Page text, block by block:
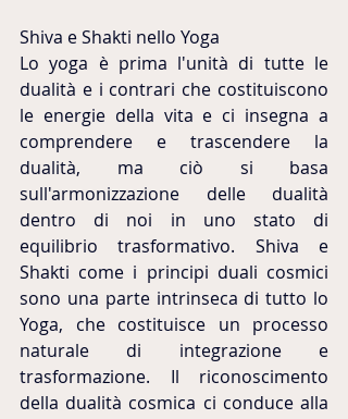
Shiva e Shakti nello Yoga
Lo yoga è prima l'unità di tutte le
dualità e i contrari che costituiscono
le energie della vita e ci insegna a
comprendere e trascendere la
dualità, ma ciò si basa
sull'armonizzazione delle dualità
dentro di noi in uno stato di
equilibrio trasformativo. Shiva e
Shakti come i principi duali cosmici
sono una parte intrinseca di tutto lo
Yoga, che costituisce un processo
naturale di integrazione e
trasformazione. Il riconoscimento
della dualità cosmica ci conduce alla